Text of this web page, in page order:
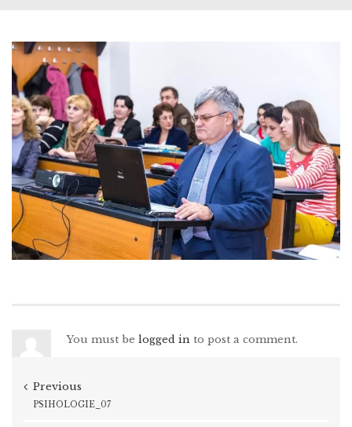
You must be logged in to post a comment.
Previous
PSIHOLOGIE_07